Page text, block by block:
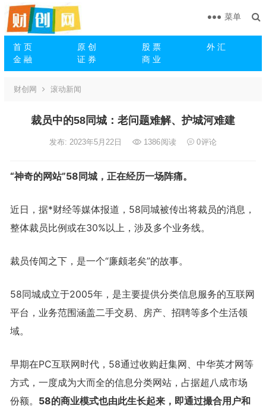
首 页 原 创 股 票
外 汇
金 融
证 券 商 业
菜单
财创网 滚动新闻
裁员中的58同城：老问题难解、护城河难建
发布: 2023年5月22日 1386阅读 0评论
“神奇的网站”58同城，正在经历一场阵痛。
近日，据*财经等媒体报道，58同城被传出将裁员的消息，
整体裁员比例或在30%以上，涉及多个业务线。
裁员传闻之下，是一个“廉颇老矣”的故事。
58同城成立于2005年，是主要提供分类信息服务的互联网
平台，业务范围涵盖二手交易、房产、招聘等多个生活领
域。
早期在PC互联网时代，58通过收购赶集网、中华英才网等
方式，一度成为大而全的信息分类网站，占据超八成市场
份额。 58的商业模式也由此生长起来，即通过撮合用户和